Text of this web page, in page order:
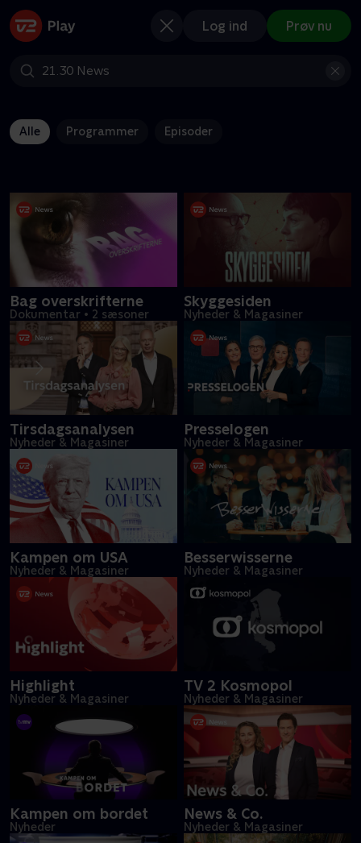
Log ind Prøv nu
Alle Programmer Episoder
Bag overskrifterne
Dokumentar • 2 sæsoner
Skyggesiden
Nyheder & Magasiner
Tirsdagsanalysen
Nyheder & Magasiner
Presselogen
Nyheder & Magasiner
Kampen om USA
Nyheder & Magasiner
Besserwisserne
Nyheder & Magasiner
Highlight
Nyheder & Magasiner
TV 2 Kosmopol
Nyheder & Magasiner
Kampen om bordet
Nyheder
News & Co.
Nyheder & Magasiner